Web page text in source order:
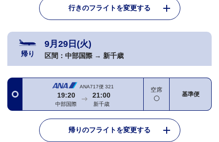
行きのフライトを変更する
帰り
9月29日(火)
区間： 中部国際 → 新千歳
ANA717便 321
19:20
中部国際
21:00
新千歳
空席
基準便
帰りのフライトを変更する